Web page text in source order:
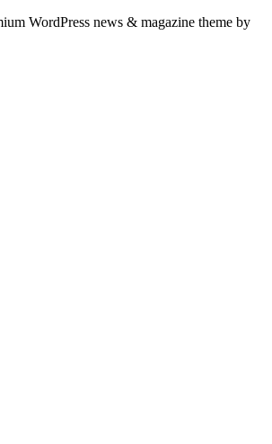
WordPress news & magazine theme by